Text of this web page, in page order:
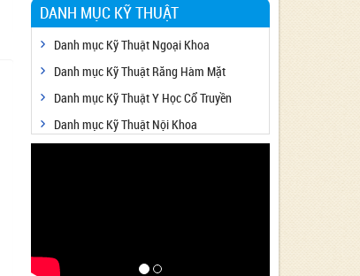
DANH MỤC KỸ THUẬT
Danh mục Kỹ Thuật Ngoại Khoa
Danh mục Kỹ Thuật Răng Hàm Mặt
Danh mục Kỹ Thuật Y Học Cổ Truyền
Danh mục Kỹ Thuật Nội Khoa